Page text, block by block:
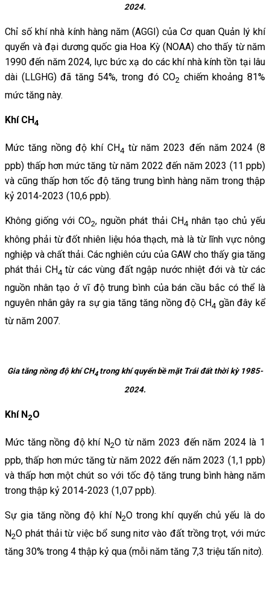
2024.
Chỉ số khí nhà kính hàng năm (AGGI) của Cơ quan Quản lý khí
quyển và đại dương quốc gia Hoa Kỳ (NOAA) cho thấy từ năm
1990 đến năm 2024, lực bức xạ do các khí nhà kính tồn tại lâu
dài (LLGHG) đã tăng 54%, trong đó CO2 chiếm khoảng 81%
mức tăng này.
Khí CH4
Mức tăng nồng độ khí CH4 từ năm 2023 đến năm 2024 (8
ppb) thấp hơn mức tăng từ năm 2022 đến năm 2023 (11 ppb)
và cũng thấp hơn tốc độ tăng trung bình hàng năm trong thập
kỷ 2014-2023 (10,6 ppb).
Không giống với CO2, nguồn phát thải CH4 nhân tạo chủ yếu
không phải từ đốt nhiên liệu hóa thạch, mà là từ lĩnh vực nông
nghiệp và chất thải. Các nghiên cứu của GAW cho thấy gia tăng
phát thải CH4 từ các vùng đất ngập nước nhiệt đới và từ các
nguồn nhân tạo ở vĩ độ trung bình của bán cầu bắc có thể là
nguyên nhân gây ra sự gia tăng tăng nồng độ CH4 gần đây kể
từ năm 2007.
Gia tăng nồng độ khí CH4trong khí quyển bề mặt Trái đất thời kỳ 1985-
2024.
Khí N2O
Mức tăng nồng độ khí N2O từ năm 2023 đến năm 2024 là 1
ppb, thấp hơn mức tăng từ năm 2022 đến năm 2023 (1,1 ppb)
và thấp hơn một chút so với tốc độ tăng trung bình hàng năm
trong thập kỷ 2014-2023 (1,07 ppb).
Sự gia tăng nồng độ khí N2O trong khí quyển chủ yếu là do
N2O phát thải từ việc bổ sung nitơ vào đất trồng trọt, với mức
tăng 30% trong 4 thập kỷ qua (mỗi năm tăng 7,3 triệu tấn nitơ).